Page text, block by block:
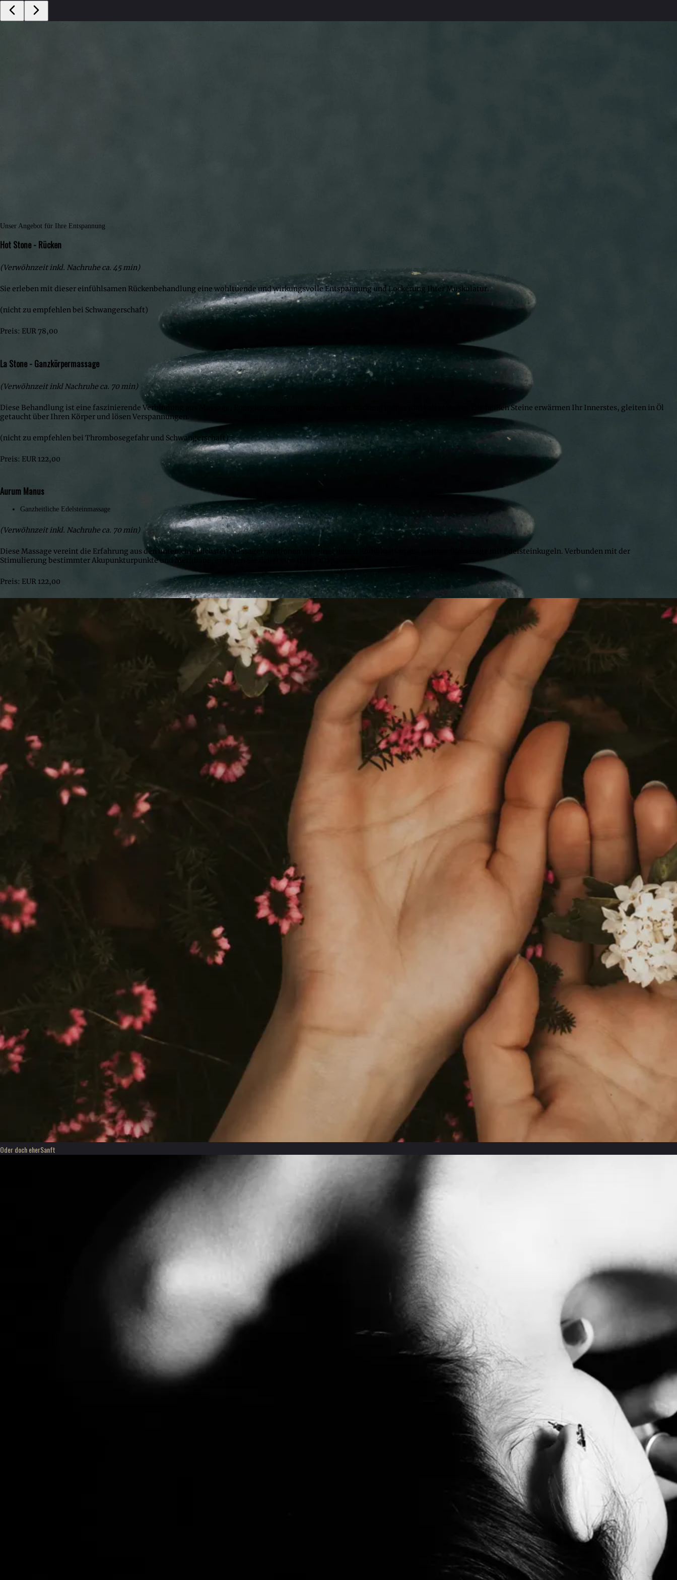
Unser Angebot für Ihre Entspannung
Hot Stone - Rücken
(Verwöhnzeit inkl. Nachruhe ca. 45 min)
Sie erleben mit dieser einfühlsamen Rückenbehandlung eine wohltuende und wirkungsvolle Entspannung und Lockerung Ihrer Muskulatur.
(nicht zu empfehlen bei Schwangerschaft)
Preis: EUR 78,00
La Stone - Ganzkörpermassage
(Verwöhnzeit inkl Nachruhe ca. 70 min)
Diese Behandlung ist eine faszinierende Verbindung aus Massage, Energiespender und wohltuender Wirkung heißer und kalter Steine. Die heißen Steine erwärmen Ihr Innerstes, gleiten in Öl
getaucht über Ihren Körper und lösen Verspannungen.
(nicht zu empfehlen bei Thrombosegefahr und Schwangerschaft)
Preis: EUR 122,00
Aurum Manus
Ganzheitliche Edelsteinmassage
(Verwöhnzeit inkl. Nachruhe ca. 70 min)
Diese Massage vereint die Erfahrung aus den unterschiedlichsten Massagetraditionen mit einer neuen Kombination aus warmer Ölmassage mit Edelsteinkugeln. Verbunden mit der
Stimulierung bestimmter Akupunkturpunkte und Meridiane, erfahren Sie dabei eine tiefe Entspannung.
Preis: EUR 122,00
Oder doch eherSanft